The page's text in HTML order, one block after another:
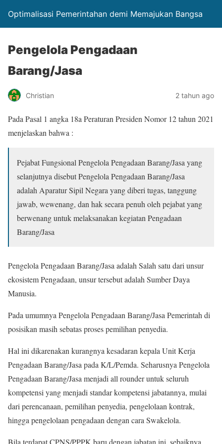
Optimalisasi Pemerintahan demi Memajukan Bangsa
Pengelola Pengadaan
Barang/Jasa
Christian 2 tahun ago
Pada Pasal 1 angka 18a Peraturan Presiden Nomor 12 tahun 2021
menjelaskan bahwa :
Pejabat Fungsional Pengelola Pengadaan Barang/Jasa yang
selanjutnya disebut Pengelola Pengadaan Barang/Jasa
adalah Aparatur Sipil Negara yang diberi tugas, tanggung
jawab, wewenang, dan hak secara penuh oleh pejabat yang
berwenang untuk melaksanakan kegiatan Pengadaan
Barang/Jasa
Pengelola Pengadaan Barang/Jasa adalah Salah satu dari unsur
ekosistem Pengadaan, unsur tersebut adalah Sumber Daya
Manusia.
Pada umumnya Pengelola Pengadaan Barang/Jasa Pemerintah di
posisikan masih sebatas proses pemilihan penyedia.
Hal ini dikarenakan kurangnya kesadaran kepala Unit Kerja
Pengadaan Barang/Jasa pada K/L/Pemda. Seharusnya Pengelola
Pengadaan Barang/Jasa menjadi all rounder untuk seluruh
kompetensi yang menjadi standar kompetensi jabatannya, mulai
dari perencanaan, pemilihan penyedia, pengelolaan kontrak,
hingga pengelolaan pengadaan dengan cara Swakelola.
Bila terdapat CPNS/PPPK baru dengan jabatan ini, sebaiknya